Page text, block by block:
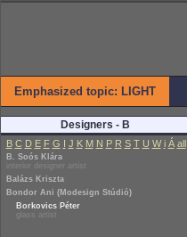
Emphasized topic: LIGHT
Designers - B
B C D E F G I J K M N P R S T U W i Á all
B. Soós Klára
interior designer artist
Balázs Kriszta
Bondor Ani (Modesign Stúdió)
Borkovics Péter
glass artist